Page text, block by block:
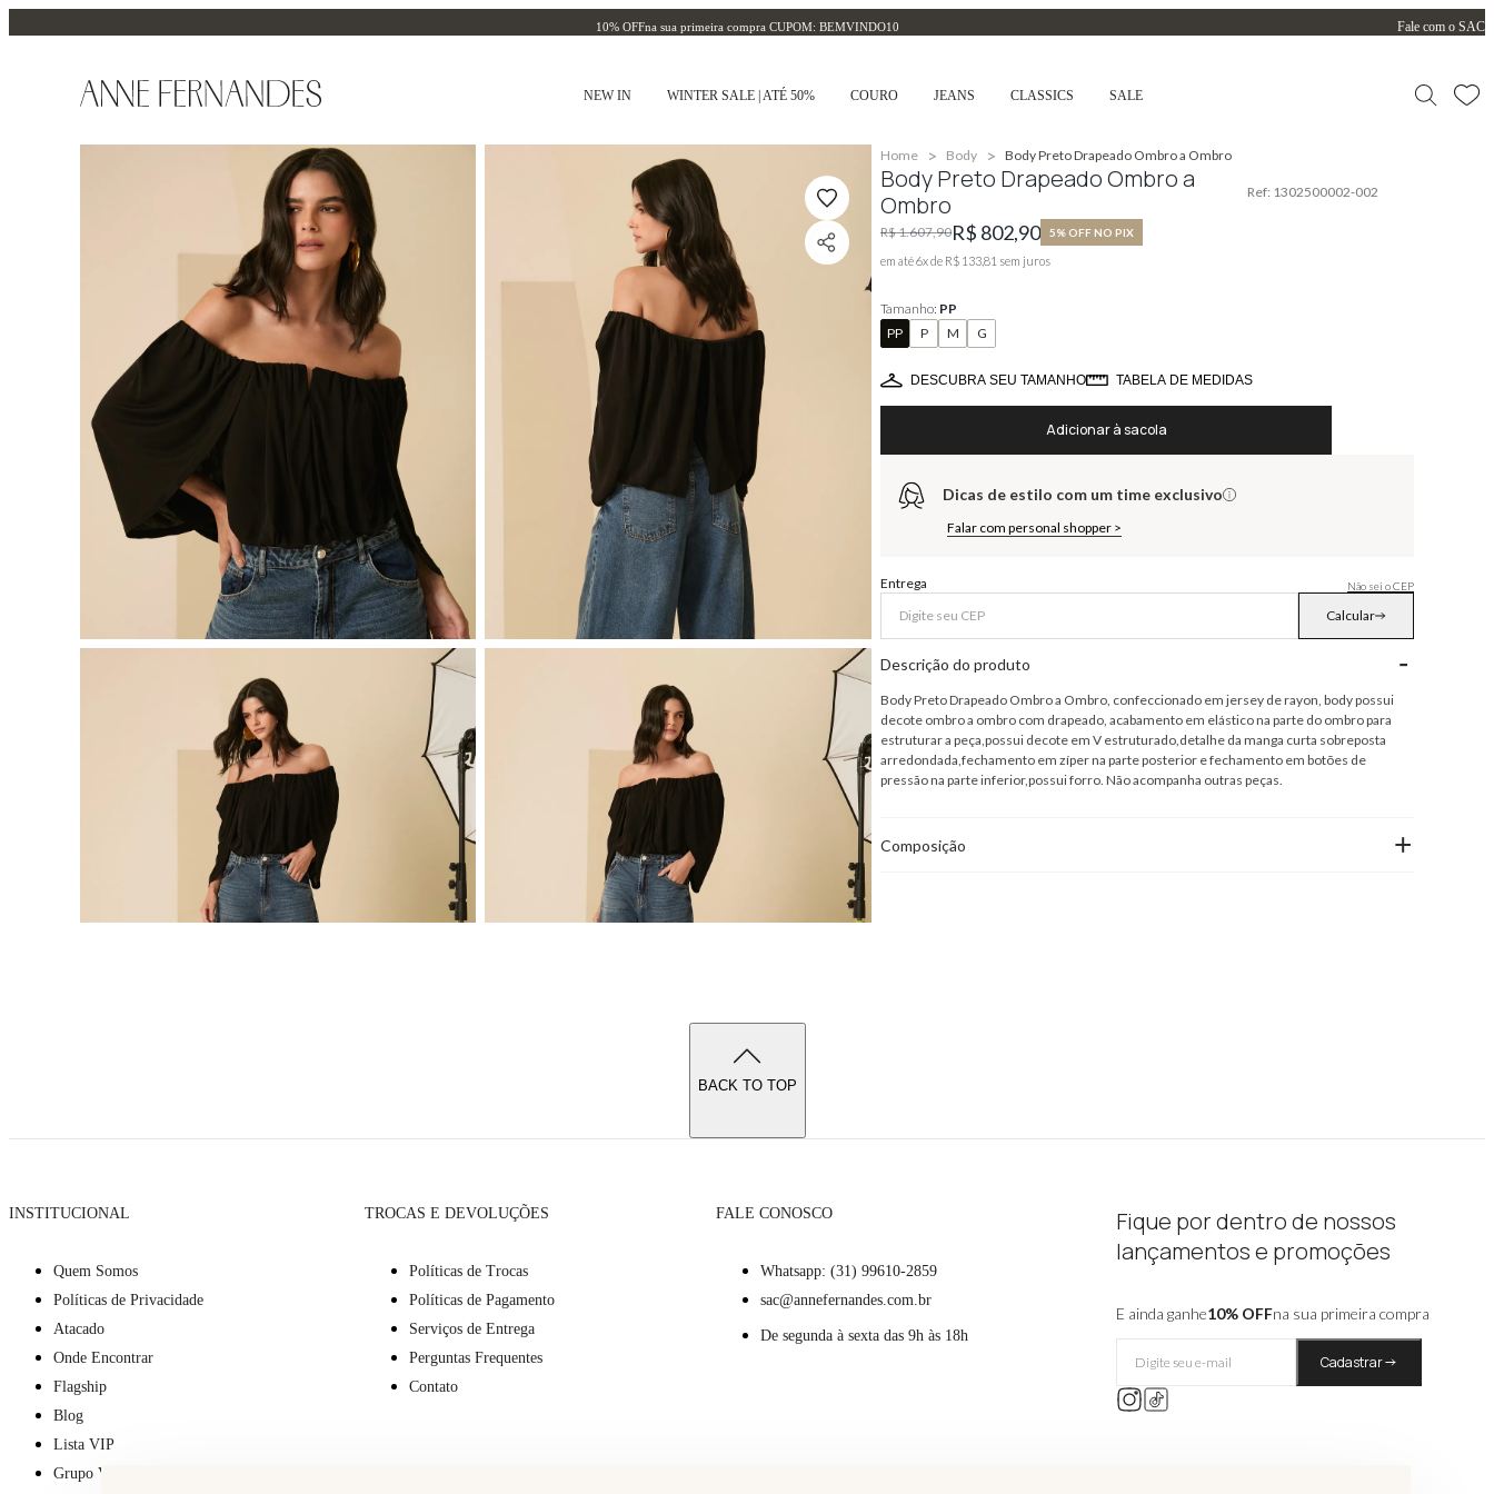
10% OFFna sua primeira compra CUPOM: BEMVINDO10 Fale com o SAC
NEW IN WINTER SALE | ATÉ 50% COURO JEANS CLASSICS SALE
Home > Body > Body Preto Drapeado Ombro a Ombro
Body Preto Drapeado Ombro a
Ombro
Ref: 1302500002-002
R$ 1.607,90R$ 802,90 5% OFF NO PIX
em até6x de R$ 133,81 sem juros
Tamanho: PP
PP
P M G
DESCUBRA SEU TAMANHO TABELA DE MEDIDAS
Adicionar à sacola
Dicas de estilo com um time exclusivo
Falar com personal shopper >
Entrega Não sei o CEP
Calcular
Descrição do produto -
Body Preto Drapeado Ombro a Ombro, confeccionado em jersey de rayon, body possui
decote ombro a ombro com drapeado, acabamento em elástico na parte do ombro para
estruturar a peça,possui decote em V estruturado,detalhe da manga curta sobreposta
arredondada,fechamento em zíper na parte posterior e fechamento em botões de
pressão na parte inferior,possui forro. Não acompanha outras peças.
Composição +
BACK TO TOP
INSTITUCIONAL
Quem Somos
Políticas de Privacidade
Atacado
Onde Encontrar
Flagship
Blog
Lista VIP
Grupo VIP
TROCAS E DEVOLUÇÕES
Políticas de Trocas
Políticas de Pagamento
Serviços de Entrega
Perguntas Frequentes
Contato
FALE CONOSCO
Whatsapp: (31) 99610-2859
sac@annefernandes.com.br
De segunda à sexta das 9h às 18h
Fique por dentro de nossos
lançamentos e promoções
E ainda ganhe10% OFFna sua primeira compra
Cadastrar